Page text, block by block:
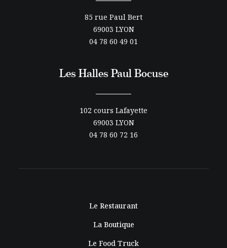
85 rue Paul Bert
69003 LYON
04 78 60 49 01
Les Halles Paul Bocuse
102 cours Lafayette
69003 LYON
04 78 60 72 16
Le Restaurant
La Boutique
Le Food Truck